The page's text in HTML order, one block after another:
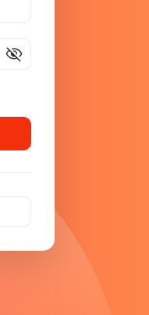
visibility_off